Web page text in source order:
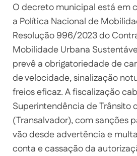
O decreto municipal está em
a Política Nacional de
Resolução 996/2023 do
Mobilidade Urbana
prevê a obrigatoriedade de
de velocidade, sinalização
freios eficaz. A fiscalização
Superintendência de Trânsito
(Transalvador), com sanções
vão desde advertência e
conta e cassação da